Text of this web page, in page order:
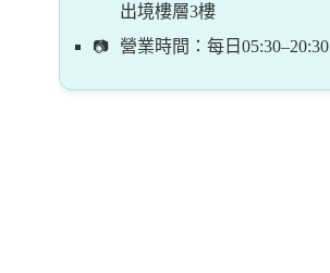
出境樓層3樓
營業時間：每日05:30–20:30